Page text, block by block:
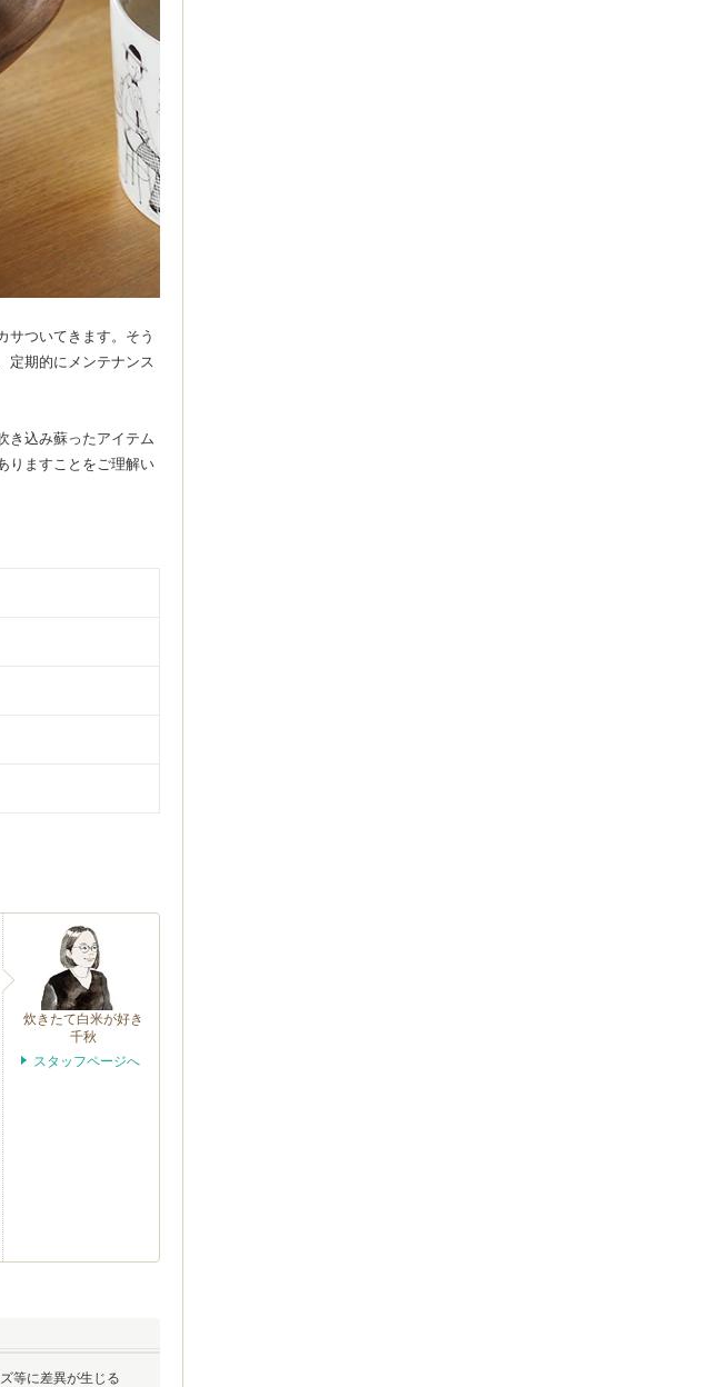
サついてきます。そう
定期的にメンテナンス
き込み蘇ったアイテム
りますことをご理解い
炊きたて白米が好き
千秋
スタッフページへ
等に差異が生じる